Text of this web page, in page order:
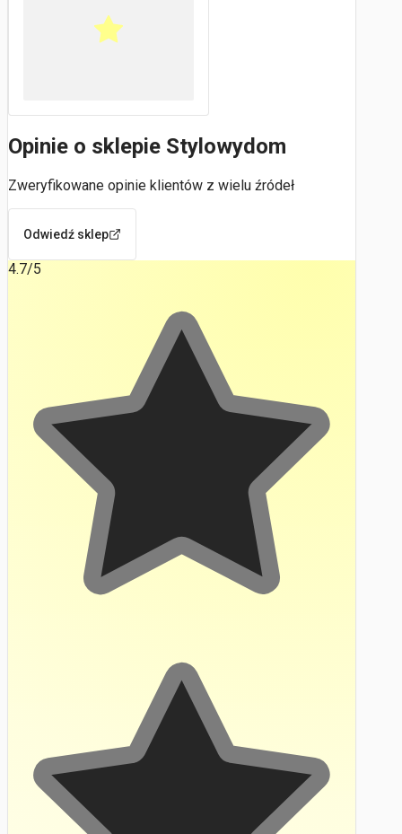
Opinie o sklepie Stylowydom
Zweryfikowane opinie klientów z wielu źródeł
Odwiedź sklep
4.7/5